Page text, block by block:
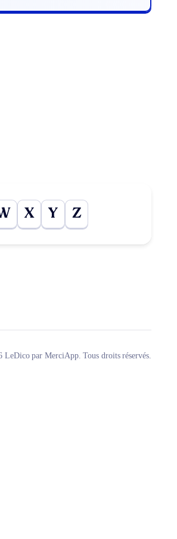
X Y Z
LeDico par MerciApp. Tous droits réservés.